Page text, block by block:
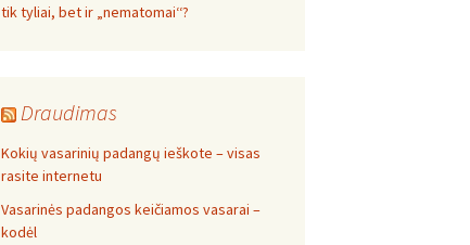
tik tyliai, bet ir „nematomai‘‘?
Draudimas
Kokių vasarinių padangų ieškote – visas
rasite internetu
Vasarinės padangos keičiamos vasarai –
kodėl